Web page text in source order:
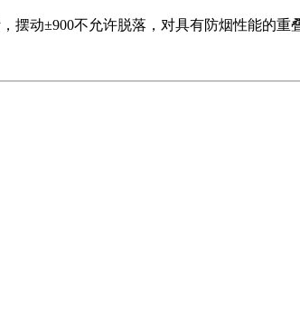
动±900不允许脱落，对具有防烟性能的重